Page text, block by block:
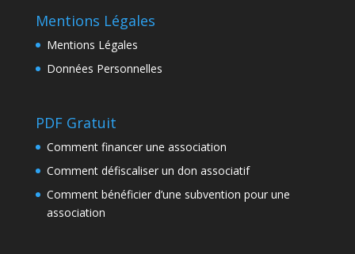
Mentions Légales
Mentions Légales
Données Personnelles
PDF Gratuit
Comment financer une association
Comment défiscaliser un don associatif
Comment bénéficier d’une subvention pour une
association